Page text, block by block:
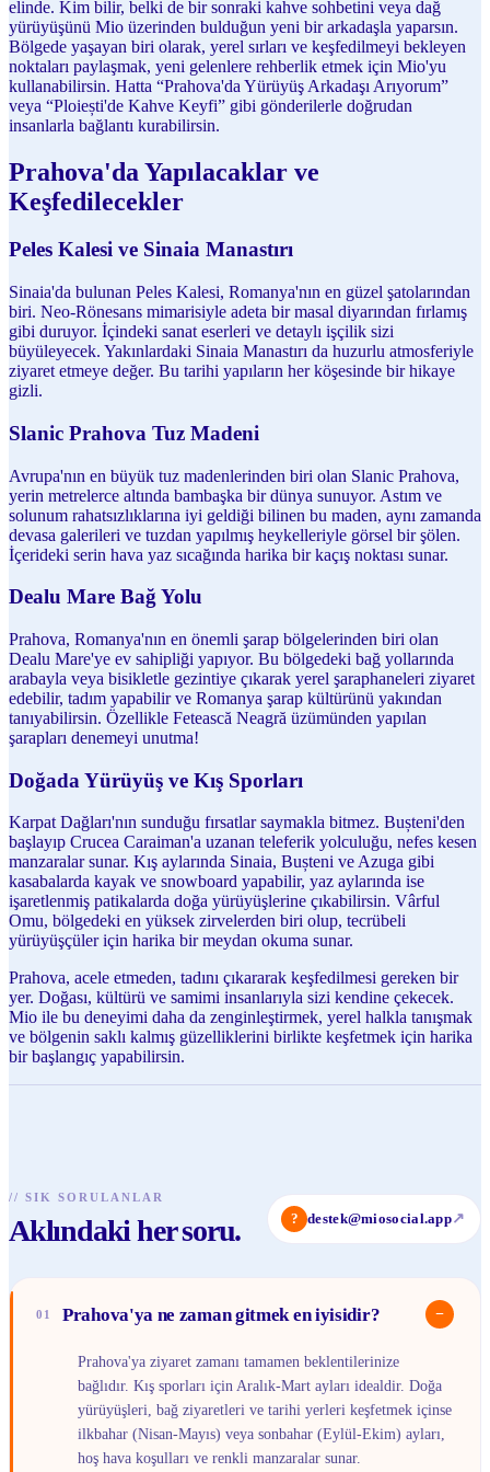
elinde. Kim bilir, belki de bir sonraki kahve sohbetini veya dağ
yürüyüşünü Mio üzerinden bulduğun yeni bir arkadaşla yaparsın.
Bölgede yaşayan biri olarak, yerel sırları ve keşfedilmeyi bekleyen
noktaları paylaşmak, yeni gelenlere rehberlik etmek için Mio'yu
kullanabilirsin. Hatta “Prahova'da Yürüyüş Arkadaşı Arıyorum”
veya “Ploiești'de Kahve Keyfi” gibi gönderilerle doğrudan
insanlarla bağlantı kurabilirsin.
Prahova'da Yapılacaklar ve
Keşfedilecekler
Peles Kalesi ve Sinaia Manastırı
Sinaia'da bulunan Peles Kalesi, Romanya'nın en güzel şatolarından
biri. Neo-Rönesans mimarisiyle adeta bir masal diyarından fırlamış
gibi duruyor. İçindeki sanat eserleri ve detaylı işçilik sizi
büyüleyecek. Yakınlardaki Sinaia Manastırı da huzurlu atmosferiyle
ziyaret etmeye değer. Bu tarihi yapıların her köşesinde bir hikaye
gizli.
Slanic Prahova Tuz Madeni
Avrupa'nın en büyük tuz madenlerinden biri olan Slanic Prahova,
yerin metrelerce altında bambaşka bir dünya sunuyor. Astım ve
solunum rahatsızlıklarına iyi geldiği bilinen bu maden, aynı zamanda
devasa galerileri ve tuzdan yapılmış heykelleriyle görsel bir şölen.
İçerideki serin hava yaz sıcağında harika bir kaçış noktası sunar.
Dealu Mare Bağ Yolu
Prahova, Romanya'nın en önemli şarap bölgelerinden biri olan
Dealu Mare'ye ev sahipliği yapıyor. Bu bölgedeki bağ yollarında
arabayla veya bisikletle gezintiye çıkarak yerel şaraphaneleri ziyaret
edebilir, tadım yapabilir ve Romanya şarap kültürünü yakından
tanıyabilirsin. Özellikle Fetească Neagră üzümünden yapılan
şarapları denemeyi unutma!
Doğada Yürüyüş ve Kış Sporları
Karpat Dağları'nın sunduğu fırsatlar saymakla bitmez. Bușteni'den
başlayıp Crucea Caraiman'a uzanan teleferik yolculuğu, nefes kesen
manzaralar sunar. Kış aylarında Sinaia, Bușteni ve Azuga gibi
kasabalarda kayak ve snowboard yapabilir, yaz aylarında ise
işaretlenmiş patikalarda doğa yürüyüşlerine çıkabilirsin. Vârful
Omu, bölgedeki en yüksek zirvelerden biri olup, tecrübeli
yürüyüşçüler için harika bir meydan okuma sunar.
Prahova, acele etmeden, tadını çıkararak keşfedilmesi gereken bir
yer. Doğası, kültürü ve samimi insanlarıyla sizi kendine çekecek.
Mio ile bu deneyimi daha da zenginleştirmek, yerel halkla tanışmak
ve bölgenin saklı kalmış güzelliklerini birlikte keşfetmek için harika
bir başlangıç yapabilirsin.
// SIK SORULANLAR
Aklındaki her soru. ? destek@miosocial.app↗
01 Prahova'ya ne zaman gitmek en iyisidir? −
Prahova'ya ziyaret zamanı tamamen beklentilerinize
bağlıdır. Kış sporları için Aralık-Mart ayları idealdir. Doğa
yürüyüşleri, bağ ziyaretleri ve tarihi yerleri keşfetmek içinse
ilkbahar (Nisan-Mayıs) veya sonbahar (Eylül-Ekim) ayları,
hoş hava koşulları ve renkli manzaralar sunar.